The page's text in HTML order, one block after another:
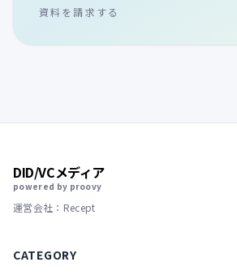
資料を請求する
DID/VCメディア
powered by proovy
運営会社：Recept
CATEGORY